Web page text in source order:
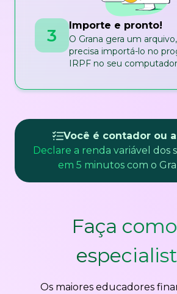
3 Importe e pronto!
O Grana gera um
precisa importá-lo no
IRPF no seu
Você é contador ou
Declare a renda variável dos
em 5 minutos com o
Faça
Os maiores educadores